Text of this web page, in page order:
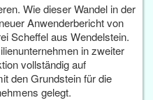
Wie dieser Wandel in der
Anwenderbericht von
Scheffel aus Wendelstein.
in zweiter
vollständig auf
den Grundstein für die
gelegt.